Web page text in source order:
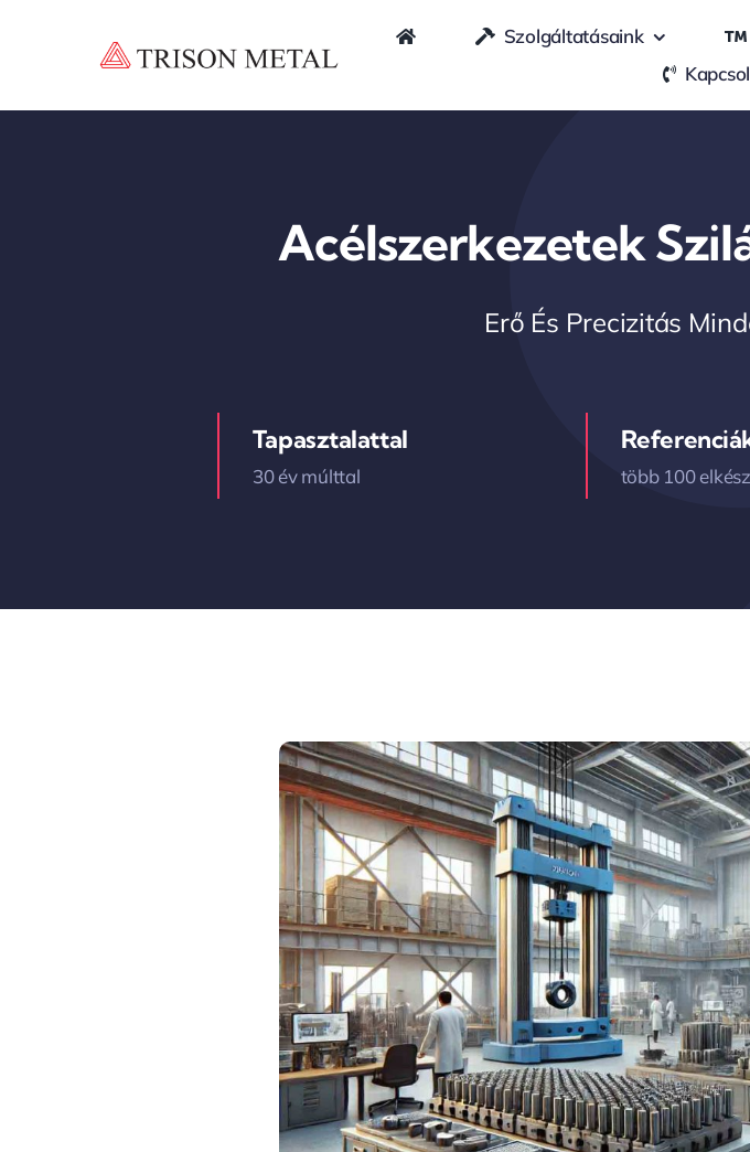
Szolgáltatásaink
Acélszerkezetek
Erő És Precizitás
Tapasztalattal
30 év múlttal több 100